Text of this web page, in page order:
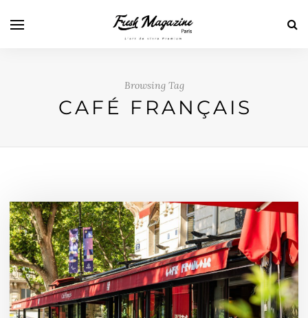
Browsing Tag
CAFÉ FRANÇAIS